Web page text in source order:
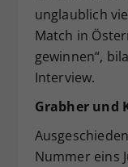
unglaublich
Match in
gewinnen“,
Interview.
Grabher und
Nummer eins